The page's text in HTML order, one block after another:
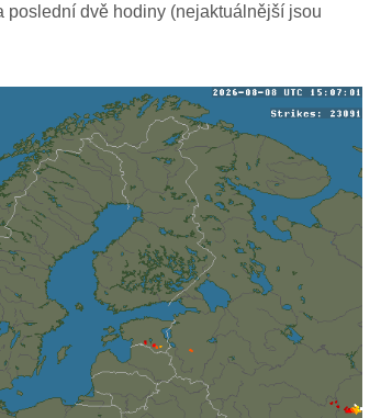
14:45
14:15
14:05
poslední dvě hodiny (nejaktuálnější jsou